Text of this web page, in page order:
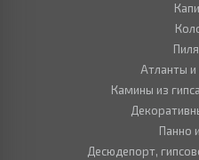
Атланты
Камины из
Панно
Десюдепорт,